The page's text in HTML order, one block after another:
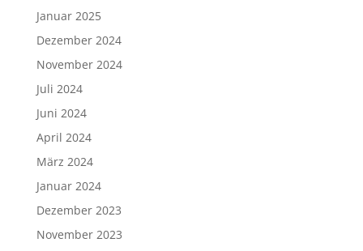
Januar 2025
Dezember 2024
November 2024
Juli 2024
Juni 2024
April 2024
März 2024
Januar 2024
Dezember 2023
November 2023